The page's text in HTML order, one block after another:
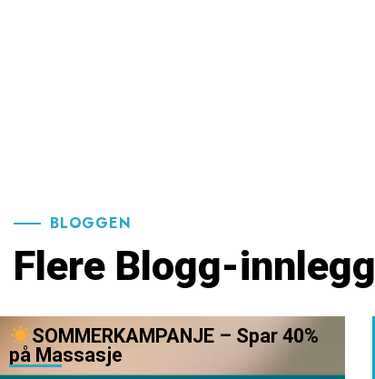
BLOGGEN
Flere Blogg-innlegg
SOMMERKAMPANJE – Spar 40%
på Massasje